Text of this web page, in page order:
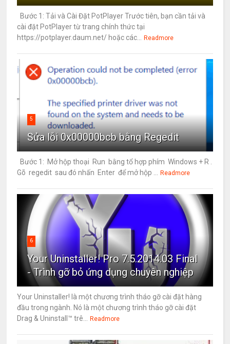
Bước 1: Tải và Cài Đặt PotPlayer Trước tiên, bạn cần tải và
cài đặt PotPlayer từ trang chính thức tại
https://potplayer.daum.net/ hoặc các... Readmore
5
Sửa lỗi 0x00000bcb bằng Regedit
Bước 1: Mở hộp thoại Run bằng tổ hợp phím Windows + R .
Gõ regedit sau đó nhấn Enter để mở hộp ... Readmore
6
Your Uninstaller! Pro 7.5.2014.03 Final
- Trình gỡ bỏ ứng dụng chuyên nghiệp
Your Uninstaller! là một chương trình tháo gỡ cài đặt hàng
đầu trong ngành. Nó là một chương trình tháo gỡ cài đặt
Drag & Uninstall™ trê... Readmore